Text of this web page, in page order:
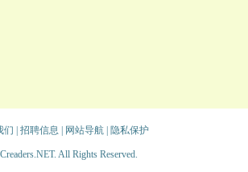
们 招聘信息 网站导航 隐私保护
All Rights Reserved.